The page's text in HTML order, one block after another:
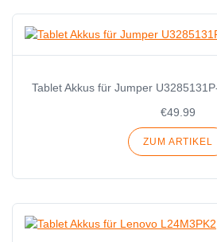
Tablet Akkus für Jumper
€49.99
ZUM ARTIKEL